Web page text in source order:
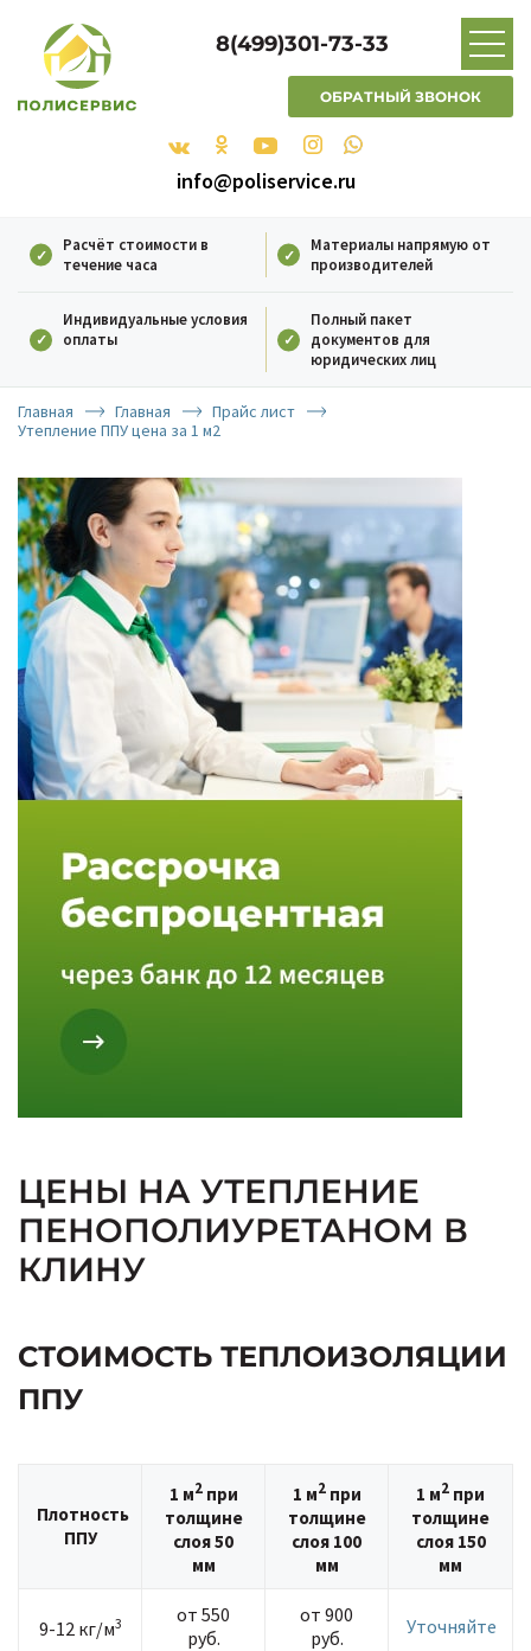
8(499)301-73-33
ОБРАТНЫЙ ЗВОНОК
info@poliservice.ru
Расчёт стоимости в
течение часа
Материалы напрямую от
производителей
Индивидуальные условия
оплаты
Полный пакет
документов для
юридических лиц
Главная Главная
Прайс лист
Утепление ППУ цена за 1 м2
ЦЕНЫ НА УТЕПЛЕНИЕ
ПЕНОПОЛИУРЕТАНОМ В
КЛИНУ
СТОИМОСТЬ ТЕПЛОИЗОЛЯЦИИ
ППУ
Плотность
ППУ
1 м2при
толщине
слоя 50
мм
1 м2при
толщине
слоя 100
мм
1 м2 при
толщине
слоя 150
мм
9-12 кг/м3
от 550
руб.
от 900
руб.
Уточняйте